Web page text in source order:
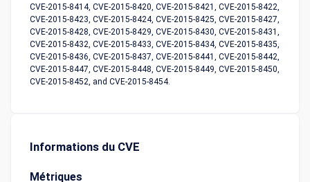
CVE-2015-8414, CVE-2015-8420, CVE-2015-8421, CVE-2015-8422,
CVE-2015-8423, CVE-2015-8424, CVE-2015-8425, CVE-2015-8427,
CVE-2015-8428, CVE-2015-8429, CVE-2015-8430, CVE-2015-8431,
CVE-2015-8432, CVE-2015-8433, CVE-2015-8434, CVE-2015-8435,
CVE-2015-8436, CVE-2015-8437, CVE-2015-8441, CVE-2015-8442,
CVE-2015-8447, CVE-2015-8448, CVE-2015-8449, CVE-2015-8450,
CVE-2015-8452, and CVE-2015-8454.
Informations du CVE
Métriques